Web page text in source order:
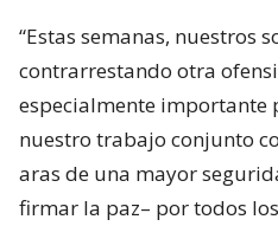
“Estas semanas, nuestros
contrarrestando otra
especialmente importante
nuestro trabajo conjunto
aras de una mayor
firmar la paz– por todos